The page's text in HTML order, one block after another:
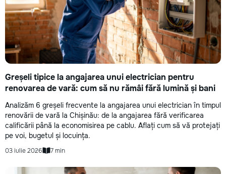
Greșeli tipice la angajarea unui electrician pentru
renovarea de vară: cum să nu rămâi fără lumină și bani
Analizăm 6 greșeli frecvente la angajarea unui electrician în timpul
renovării de vară la Chișinău: de la angajarea fără verificarea
calificării până la economisirea pe cablu. Aflați cum să vă protejați
pe voi, bugetul și locuința.
03 iulie 2026 7 min